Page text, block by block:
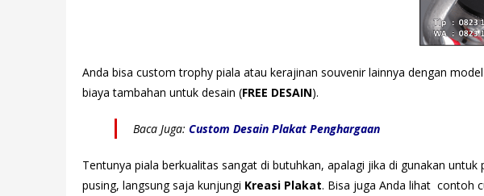
Anda bisa custom trophy piala atau kerajinan souvenir lainnya dengan
biaya tambahan untuk desain (FREE DESAIN).
Baca Juga: Custom Desain Plakat Penghargaan
Tentunya piala berkualitas sangat di butuhkan, apalagi jika di gunakan
pusing, langsung saja kunjungi Kreasi Plakat. Bisa juga Anda lihat contoh